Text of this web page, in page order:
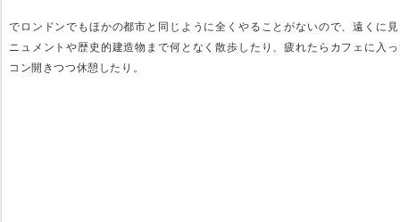
でロンドンでもほかの都市と同じように全くやることがないので、遠くに
ニュメントや歴史的建造物まで何となく散歩したり、疲れたらカフェに入
コン開きつつ休憩したり。